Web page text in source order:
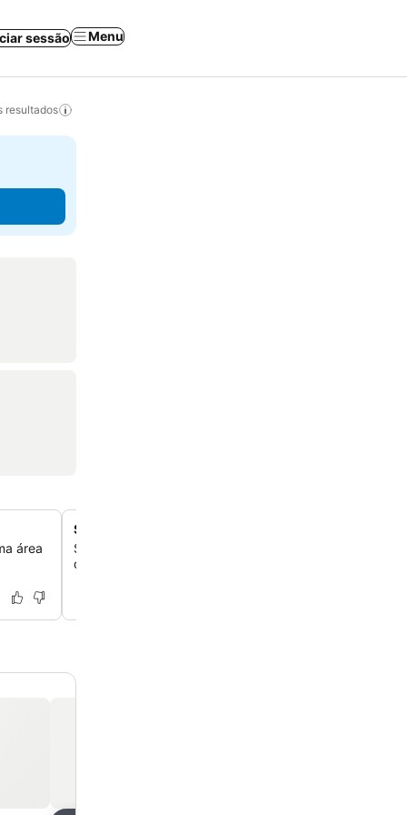
sessão Menu
resultados
área
Snack-bar à beira da piscina e centro social
Saboreie gelados e bebidas frescas no bar sazonal, ou
de jogos no rés-do-chão para bilhar, ténis de mesa e